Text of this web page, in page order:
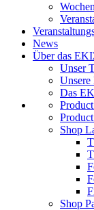
News
Über das
Unser
Unsere
Das
Shop
Shop